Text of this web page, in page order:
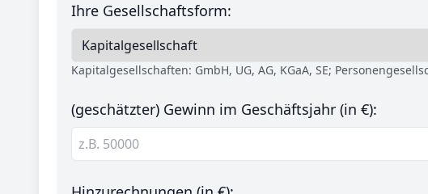
Ihre Gesellschaftsform:
Kapitalgesellschaften: GmbH, UG, AG, KGaA, SE;
(geschätzter) Gewinn im Geschäftsjahr (in €):